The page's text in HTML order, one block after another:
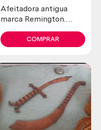
Afeitadora antigua
marca Remington.
colecciónCOMPRAR